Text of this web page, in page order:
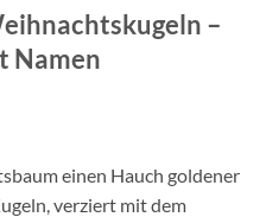
–
Namen
einen Hauch goldener
verziert mit dem